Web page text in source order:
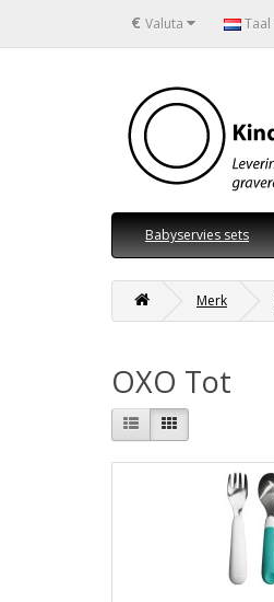
€ Valuta Taal
Babyservies sets
Merk
OXO Tot